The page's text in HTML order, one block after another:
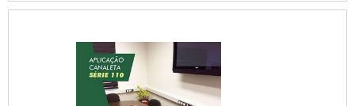
acreditam que as informações
aí.Isso porque ele ainda conta com
furações traseiras que permitem
fixação em parede e com um sistema